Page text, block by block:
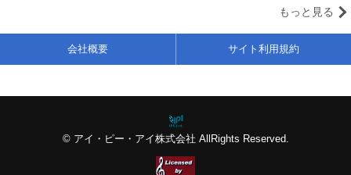
もっと見る
© アイ・ピー・アイ株式会社 AllRights Reserved.
会社概要 サイト利用規約